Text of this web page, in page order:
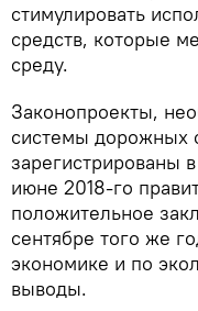
стимулировать
средств, которые
среду.
Законопроекты,
системы дорожных
зарегистрированы
июне 2018-го
положительное
сентябре того же
экономике и по
выводы.